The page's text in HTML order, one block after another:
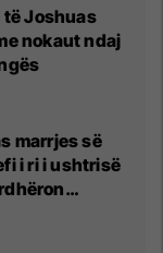
të Joshuas
nokaut ndaj
marrjes së
i ri i ushtrisë